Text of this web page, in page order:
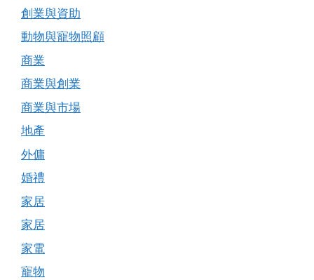
創業與資助
動物與寵物照顧
商業
商業與創業
商業與市場
地產
外傭
婚禮
家居
家居
家電
寵物